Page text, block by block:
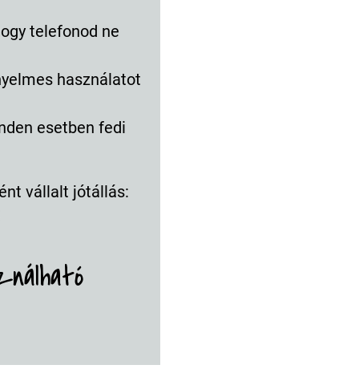
telefonod ne
használatot
esetben fedi
vállalt jótállás: